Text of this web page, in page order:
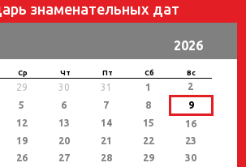
знаменательных дат
2026
Ср Чт Пт Сб Вс
29 30 31 1
2
5 6 7 8
9
12 13 14 15
16
19 20 21 22
23
26 27 28 29
30